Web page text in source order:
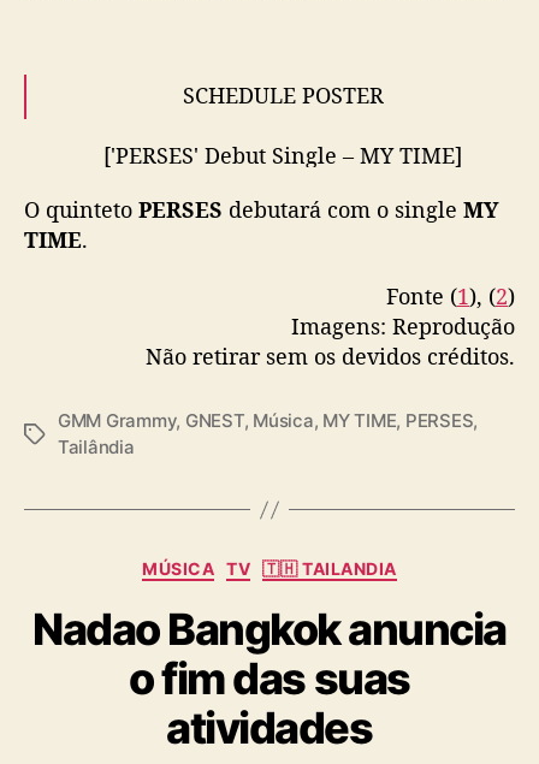
SCHEDULE POSTER
['PERSES' Debut Single – MY TIME]
เซส #PERSES_MYTIME #GNEST
#GMMGrammy
September 15,
2022
O quinteto PERSES debutará com o single MY
TIME.
Fonte (1), (2)
Imagens: Reprodução
Não retirar sem os devidos créditos.
T
s
GMM Grammy, GNEST, Música, MY TIME, PERSES,
Tailândia
C
t
e
g
o
i
MÚSICA TV 🇹🇭 TAILANDIA
Nadao Bangkok anuncia
o fim das suas
atividades